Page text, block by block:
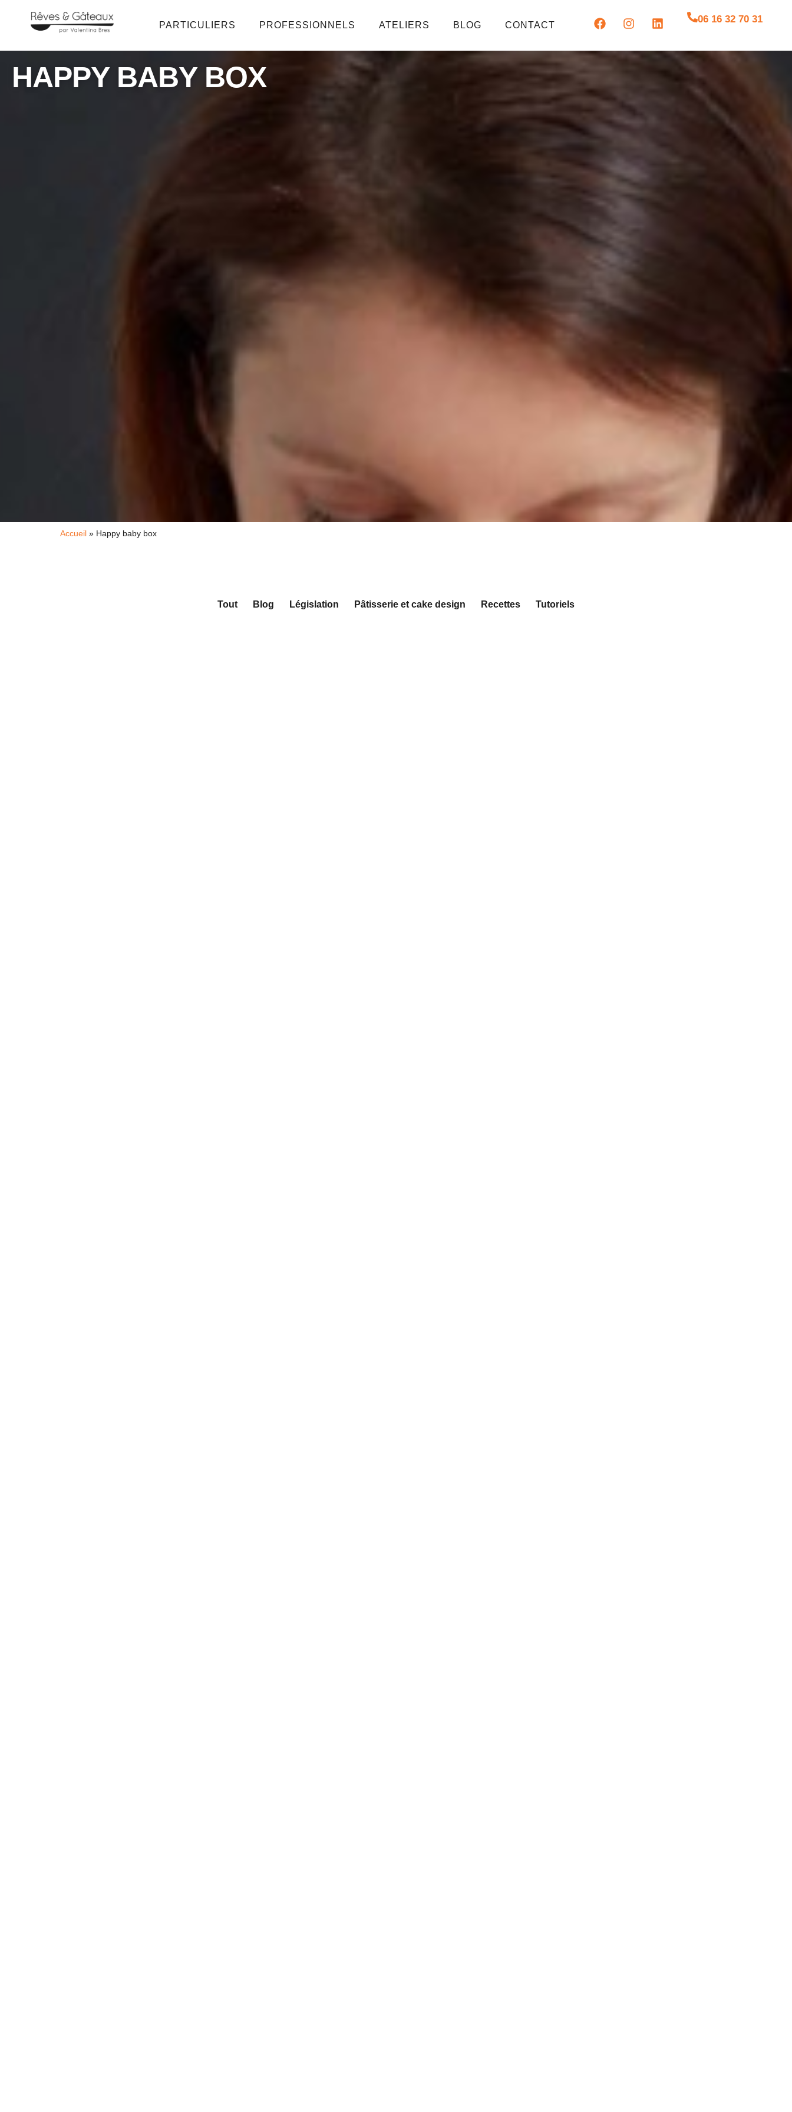
PARTICULIERS PROFESSIONNELS ATELIERS BLOG CONTACT
06 16 32 70 31
HAPPY BABY BOX
Accueil » Happy baby box
Tout Blog Législation Pâtisserie et cake design Recettes Tutoriels